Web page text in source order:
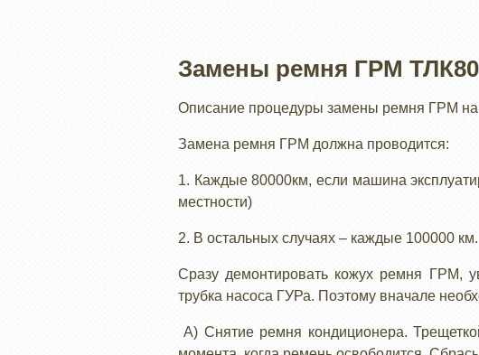
Замены ремня ГРМ ТЛК80
Описание процедуры замены ремня ГРМ на
Замена ремня ГРМ должна проводится:
1. Каждые 80000км, если машина
местности)
2. В остальных случаях – каждые 100000 км.
Сразу демонтировать кожух ремня ГРМ,
трубка насоса ГУРа. Поэтому вначале
А) Снятие ремня кондиционера.